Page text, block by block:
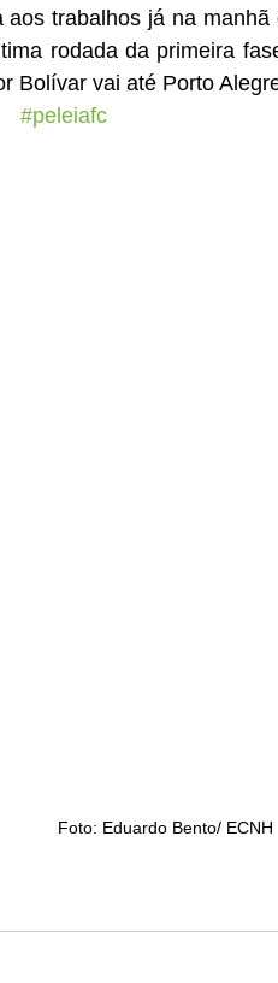
rodada da primeira
Bolívar vai até Porto
#peleiafc
Foto: Eduardo Bento/ ECNH